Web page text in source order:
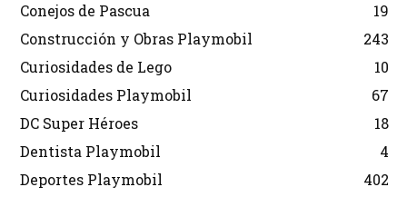
Conejos de Pascua
19
Construcción y Obras Playmobil
243
Curiosidades de Lego
10
Curiosidades Playmobil
67
DC Super Héroes
18
Dentista Playmobil
4
Deportes Playmobil
402